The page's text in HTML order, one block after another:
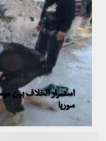
استمرار الخلاف بين
سوريا